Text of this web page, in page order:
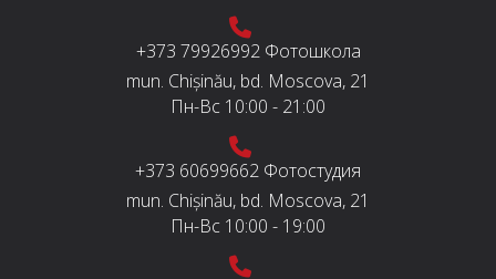
+373 79926992 Фотошкола
mun. Chișinău, bd. Moscova, 21
Пн-Вс 10:00 - 21:00
+373 60699662 Фотостудия
mun. Chișinău, bd. Moscova, 21
Пн-Вс 10:00 - 19:00